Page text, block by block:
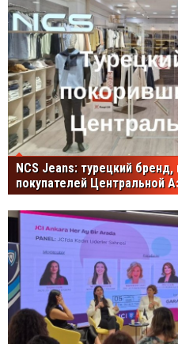
NCS Jeans: турецкий
покупателей Центральной